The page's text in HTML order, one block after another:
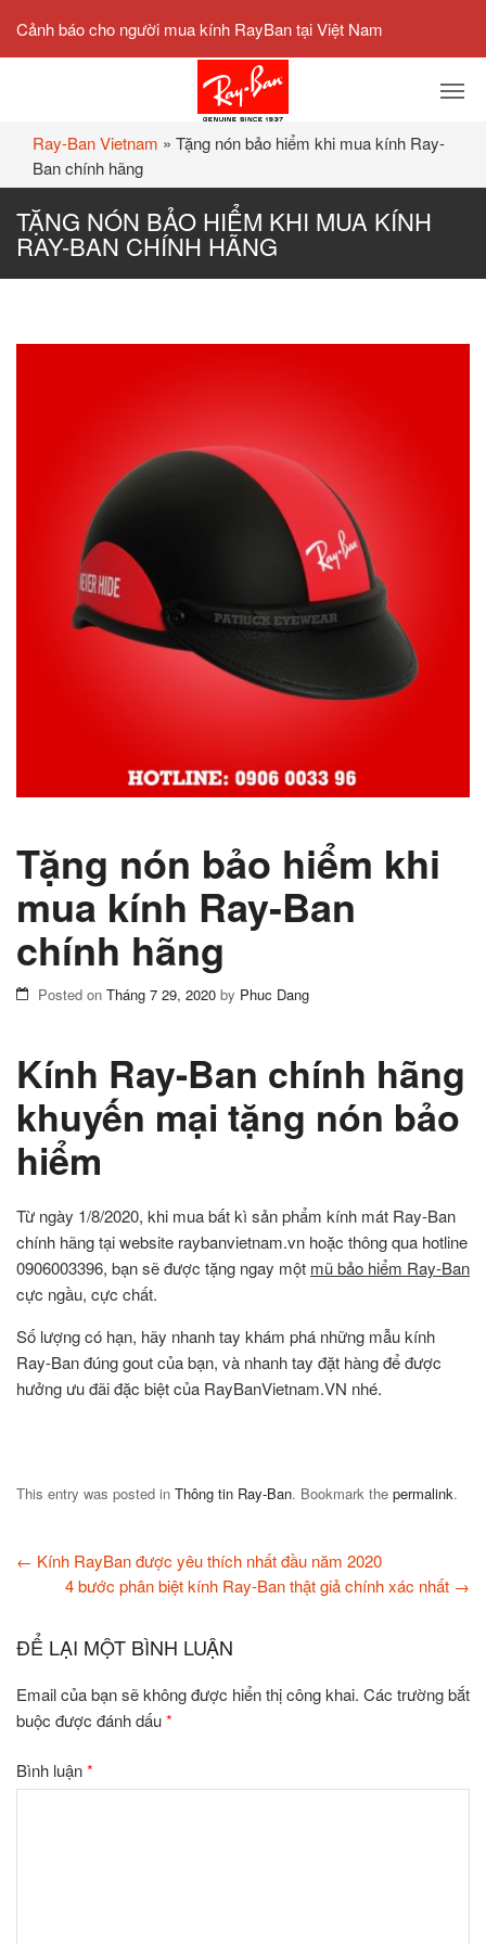
Cảnh báo cho người mua kính RayBan tại Việt Nam
Ray-Ban Vietnam » Tặng nón bảo hiểm khi mua kính Ray-
Ban chính hãng
TẶNG NÓN BẢO HIỂM KHI MUA KÍNH
RAY-BAN CHÍNH HÃNG
Tặng nón bảo hiểm khi
mua kính Ray-Ban
chính hãng
Posted on Tháng 7 29, 2020 by Phuc Dang
Kính Ray-Ban chính hãng
khuyến mại tặng nón bảo
hiểm
Từ ngày 1/8/2020, khi mua bất kì sản phẩm kính mát Ray-Ban
chính hãng tại website raybanvietnam.vn hoặc thông qua hotline
0906003396, bạn sẽ được tặng ngay một mũ bảo hiểm Ray-Ban
cực ngầu, cực chất.
Số lượng có hạn, hãy nhanh tay khám phá những mẫu kính
Ray-Ban đúng gout của bạn, và nhanh tay đặt hàng để được
hưởng ưu đãi đặc biệt của RayBanVietnam.VN nhé.
This entry was posted in Thông tin Ray-Ban. Bookmark the permalink.
← Kính RayBan được yêu thích nhất đầu năm 2020
4 bước phân biệt kính Ray-Ban thật giả chính xác nhất →
ĐỂ LẠI MỘT BÌNH LUẬN
Email của bạn sẽ không được hiển thị công khai. Các trường bắt
buộc được đánh dấu*
Bình luận*